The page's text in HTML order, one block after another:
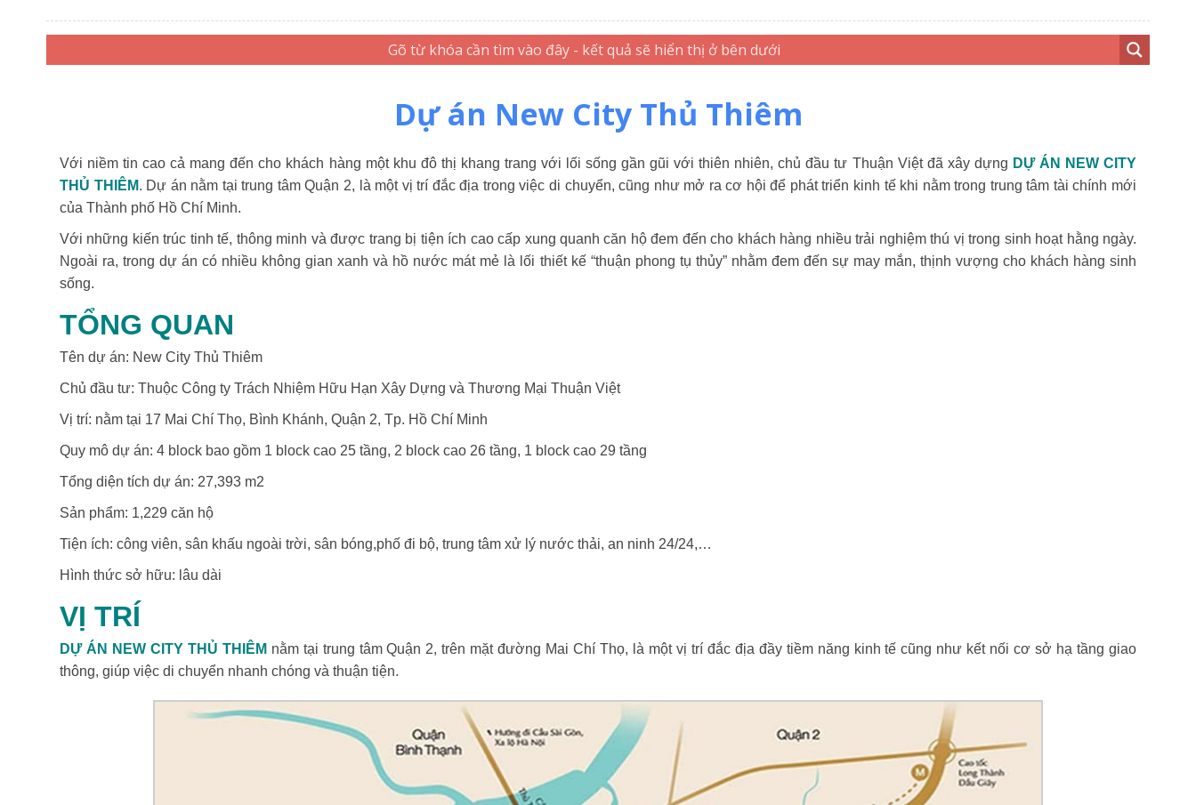
Dự án New City Thủ Thiêm
Với niềm tin cao cả mang đến cho khách hàng một khu đô thị khang trang với lối sống gần gũi với thiên nhiên, chủ đầu tư Thuận Việt đã xây dựng DỰ ÁN NEW CITY
THỦ THIÊM. Dự án nằm tại trung tâm Quận 2, là một vị trí đắc địa trong việc di chuyển, cũng như mở ra cơ hội để phát triển kinh tế khi nằm trong trung tâm tài chính mới
của Thành phố Hồ Chí Minh.
Với những kiến trúc tinh tế, thông minh và được trang bị tiện ích cao cấp xung quanh căn hộ đem đến cho khách hàng nhiều trải nghiệm thú vị trong sinh hoạt hằng ngày.
Ngoài ra, trong dự án có nhiều không gian xanh và hồ nước mát mẻ là lối thiết kế “thuận phong tụ thủy” nhằm đem đến sự may mắn, thịnh vượng cho khách hàng sinh
sống.
TỔNG QUAN
Tên dự án: New City Thủ Thiêm
Chủ đầu tư: Thuộc Công ty Trách Nhiệm Hữu Hạn Xây Dựng và Thương Mại Thuận Việt
Vị trí: nằm tại 17 Mai Chí Thọ, Bình Khánh, Quận 2, Tp. Hồ Chí Minh
Quy mô dự án: 4 block bao gồm 1 block cao 25 tầng, 2 block cao 26 tầng, 1 block cao 29 tầng
Tổng diện tích dự án: 27,393 m2
Sản phẩm: 1,229 căn hộ
Tiện ích: công viên, sân khấu ngoài trời, sân bóng,phố đi bộ, trung tâm xử lý nước thải, an ninh 24/24,…
Hình thức sở hữu: lâu dài
VỊ TRÍ
DỰ ÁN NEW CITY THỦ THIÊM nằm tại trung tâm Quận 2, trên mặt đường Mai Chí Thọ, là một vị trí đắc địa đầy tiềm năng kinh tế cũng như kết nối cơ sở hạ tầng giao
thông, giúp việc di chuyển nhanh chóng và thuận tiện.